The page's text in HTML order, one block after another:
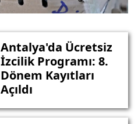
Antalya'da Ücretsiz
İzcilik Programı: 8.
Dönem Kayıtları
Açıldı